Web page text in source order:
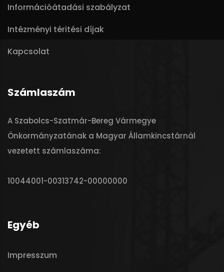
Információátadási szabályzat
Intézményi téritési díjak
Kapcsolat
Számlaszám
A Szabolcs-Szatmár-Bereg Vármegye
Önkormányzatának a Magyar Államkincstárnál
vezetett számlaszáma:
10044001-00313742-00000000
Egyéb
Impresszum